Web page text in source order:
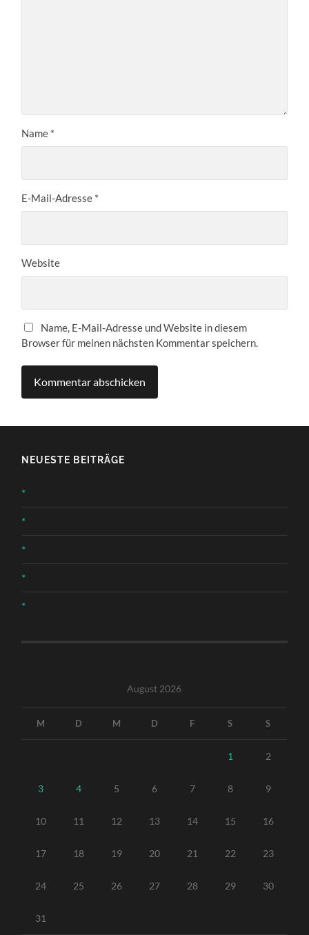
Name *
E-Mail-Adresse *
Website
Name, E-Mail-Adresse und Website in diesem
Browser für meinen nächsten Kommentar speichern.
NEUESTE BEITRÄGE
*
*
*
*
*
August 2026
M D M D F S S
1 2
3 4 5 6 7 8 9
10 11 12 13 14 15 16
17 18 19 20 21 22 23
24 25 26 27 28 29 30
31